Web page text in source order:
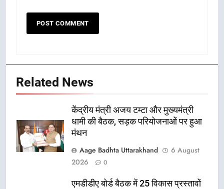
Related News
केंद्रीय मंत्री अजय टम्टा और मुख्यमंत्री
धामी की बैठक, सड़क परियोजनाओं पर हुआ
मंथन
Aage Badhta Uttarakhand
6 August
2026
0
एमडीडीए बोर्ड बैठक में 25 विकास प्रस्तावों